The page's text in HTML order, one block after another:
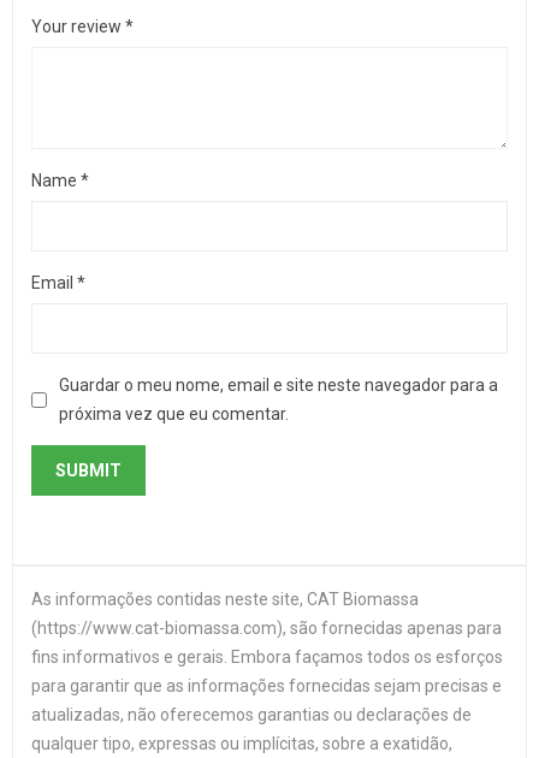
Your review *
Name *
Email *
Guardar o meu nome, email e site neste navegador para a
próxima vez que eu comentar.
As informações contidas neste site, CAT Biomassa
(https://www.cat-biomassa.com), são fornecidas apenas para
fins informativos e gerais. Embora façamos todos os esforços
para garantir que as informações fornecidas sejam precisas e
atualizadas, não oferecemos garantias ou declarações de
qualquer tipo, expressas ou implícitas, sobre a exatidão,